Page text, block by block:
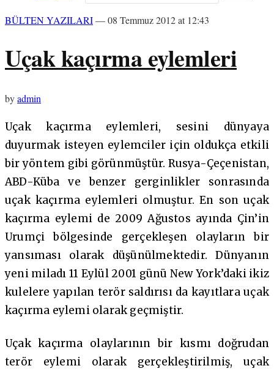
BÜLTEN YAZILARI— 08 Temmuz 2012 at 12:43
Uçak kaçırma eylemleri
byadmin
Uçak kaçırma eylemleri, sesini dünyaya
duyurmak isteyen eylemciler için oldukça etkili
bir yöntem gibi görünmüştür. Rusya-Çeçenistan,
ABD-Küba ve benzer gerginlikler sonrasında
uçak kaçırma eylemleri olmuştur. En son uçak
kaçırma eylemi de 2009 Ağustos ayında Çin’in
Urumçi bölgesinde gerçekleşen olayların bir
yansıması olarak düşünülmektedir. Dünyanın
yeni miladı 11 Eylül 2001 günü New York’daki ikiz
kulelere yapılan terör saldırısı da kayıtlara uçak
kaçırma eylemi olarak geçmiştir.
Uçak kaçırma olaylarının bir kısmı doğrudan
terör eylemi olarak gerçekleştirilmiş, uçak